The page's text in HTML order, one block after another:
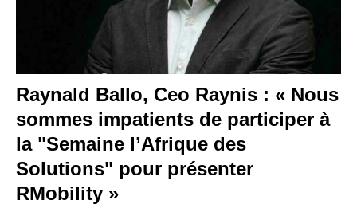
Raynald Ballo, Ceo Raynis : « Nous
sommes impatients de participer à
la "Semaine l’Afrique des
Solutions" pour présenter
RMobility »